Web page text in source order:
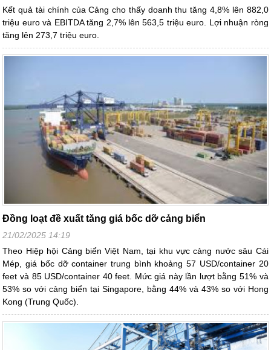
Kết quả tài chính của Cảng cho thấy doanh thu tăng 4,8% lên 882,0
triệu euro và EBITDA tăng 2,7% lên 563,5 triệu euro. Lợi nhuận ròng
tăng lên 273,7 triệu euro.
Đồng loạt đề xuất tăng giá bốc dỡ cảng biển
21/02/2025 14:19
Theo Hiệp hội Cảng biển Việt Nam, tại khu vực cảng nước sâu Cái
Mép, giá bốc dỡ container trung bình khoảng 57 USD/container 20
feet và 85 USD/container 40 feet. Mức giá này lần lượt bằng 51% và
53% so với cảng biển tại Singapore, bằng 44% và 43% so với Hong
Kong (Trung Quốc).